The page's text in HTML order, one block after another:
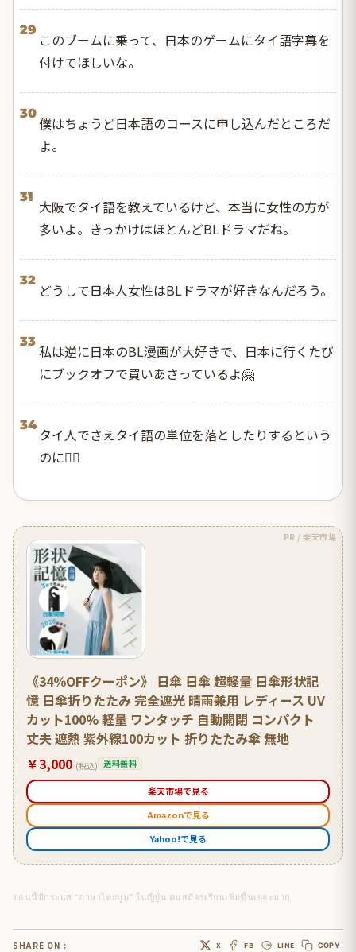
29
このブームに乗って、日本のゲームにタイ語字幕を
付けてほしいな。
30
僕はちょうど日本語のコースに申し込んだところだ
よ。
31
大阪でタイ語を教えているけど、本当に女性の方が
多いよ。きっかけはほとんどBLドラマだね。
32
どうして日本人女性はBLドラマが好きなんだろう。
33
私は逆に日本のBL漫画が大好きで、日本に行くたび
にブックオフで買いあさっているよ🤗
34
タイ人でさえタイ語の単位を落としたりするという
のに😮‍💨
PR / 楽天市場
《34％OFFクーポン》 日傘 日傘 超軽量 日傘形状記
憶 日傘折りたたみ 完全遮光 晴雨兼用 レディース UV
カット100% 軽量 ワンタッチ 自動開閉 コンパクト
丈夫 遮熱 紫外線100カット 折りたたみ傘 無地
￥3,000 (税込) 送料無料
楽天市場で見る
Amazonで見る
Yahoo!で見る
ตอนนี้มีกระแส “ภาษาไทยบูม” ในญี่ปุ่น คนสมัครเรียนเพิ่มขึ้นเยอะมาก
SHARE ON : X FB LINE COPY